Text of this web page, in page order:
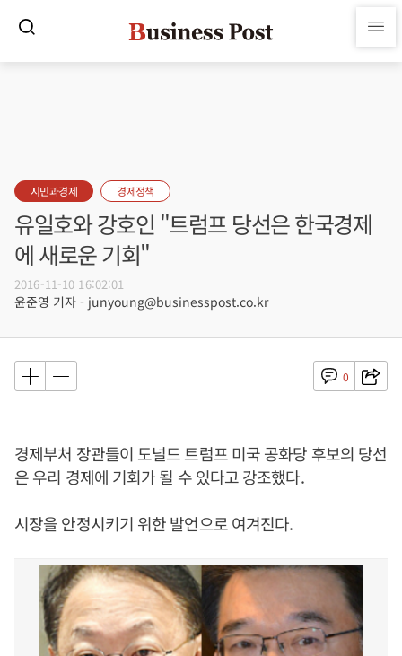
시민과경제 경제정책
유일호와 강호인 "트럼프 당선은 한국경제
에 새로운 기회"
2016-11-10 16:02:01
윤준영 기자 - junyoung@businesspost.co.kr
0
경제부처 장관들이 도널드 트럼프 미국 공화당 후보의 당선
은 우리 경제에 기회가 될 수 있다고 강조했다.
시장을 안정시키기 위한 발언으로 여겨진다.